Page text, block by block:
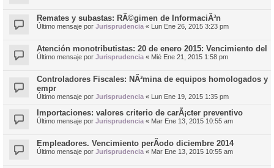
Remates y subastas: RÃ©gimen de InformaciÃ³n
Último mensaje por Jurisprudencia « Lun Ene 26, 2015 3:23 pm
Atención monotributistas: 20 de enero 2015: Vencimiento del
Último mensaje por Jurisprudencia « Mié Ene 21, 2015 1:58 pm
Controladores Fiscales: NÃ³mina de equipos homologados y
empr
Último mensaje por Jurisprudencia « Lun Ene 19, 2015 1:35 pm
Importaciones: valores criterio de carÃ¡cter preventivo
Último mensaje por Jurisprudencia « Mar Ene 13, 2015 10:55 am
Empleadores. Vencimiento perÃ­odo diciembre 2014
Último mensaje por Jurisprudencia « Mar Ene 13, 2015 10:55 am